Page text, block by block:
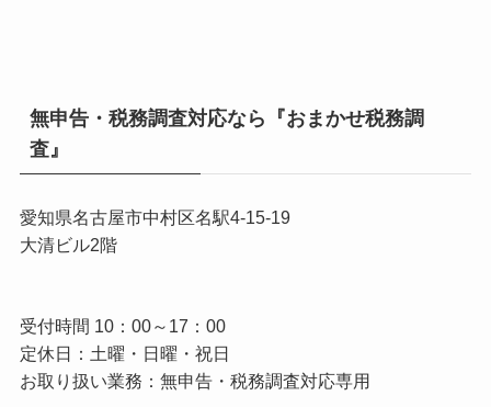
無申告・税務調査対応なら『おまかせ税務調
査』
愛知県名古屋市中村区名駅4-15-19
大清ビル2階
受付時間 10：00～17：00
定休日：土曜・日曜・祝日
お取り扱い業務：無申告・税務調査対応専用